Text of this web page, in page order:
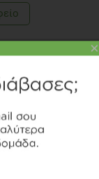
×